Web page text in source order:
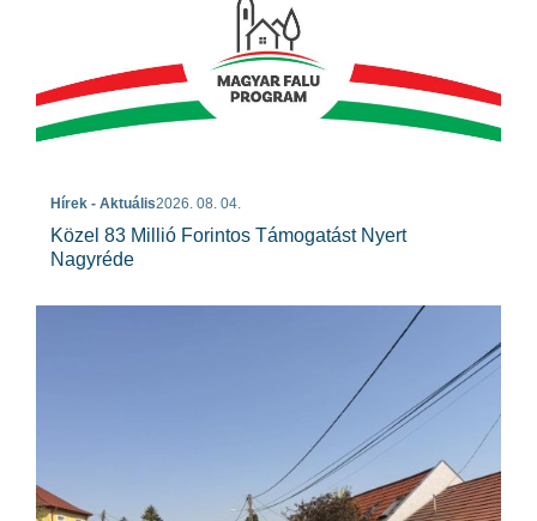
Hírek - Aktuális2026. 08. 04.
Közel 83 Millió Forintos Támogatást Nyert
Nagyréde